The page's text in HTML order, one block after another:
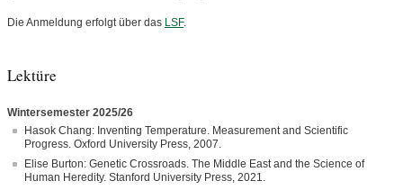
Die Anmeldung erfolgt über das LSF.
Lektüre
Wintersemester 2025/26
Hasok Chang: Inventing Temperature. Measurement and Scientific
Progress. Oxford University Press, 2007.
Elise Burton: Genetic Crossroads. The Middle East and the Science of
Human Heredity. Stanford University Press, 2021.